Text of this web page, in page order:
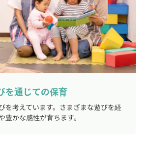
を通じての保育
を考えています。さまざまな遊びを経
豊かな感性が育ちます。